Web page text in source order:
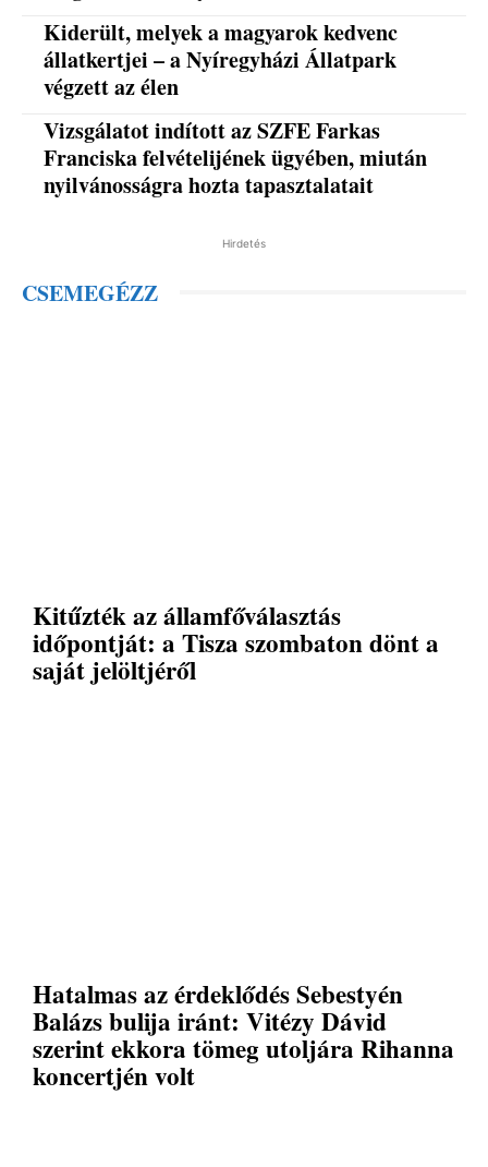
Kiderült, melyek a magyarok kedvenc
állatkertjei – a Nyíregyházi Állatpark
végzett az élen
Vizsgálatot indított az SZFE Farkas
Franciska felvételijének ügyében, miután
nyilvánosságra hozta tapasztalatait
Hirdetés
CSEMEGÉZZ
Kitűzték az államfőválasztás
időpontját: a Tisza szombaton dönt a
saját jelöltjéről
Hatalmas az érdeklődés Sebestyén
Balázs bulija iránt: Vitézy Dávid
szerint ekkora tömeg utoljára Rihanna
koncertjén volt